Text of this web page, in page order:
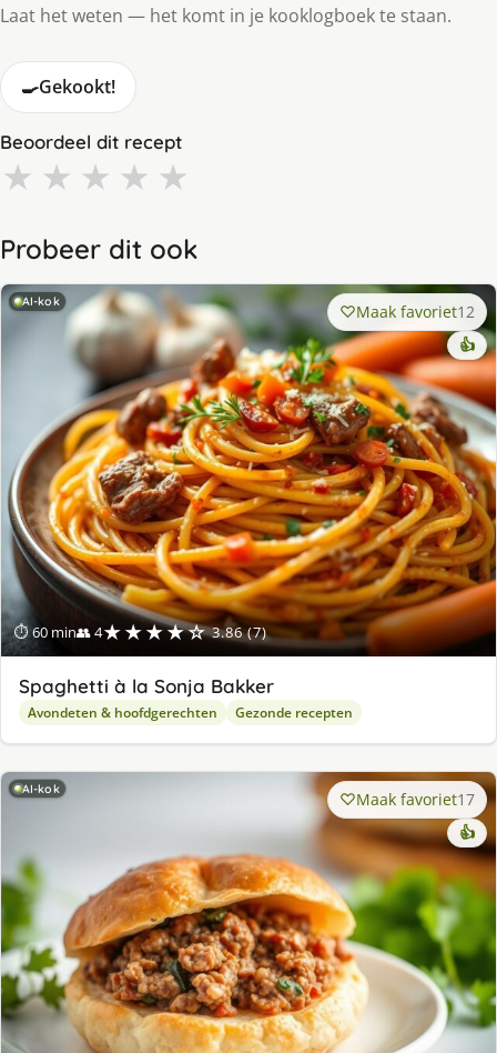
Laat het weten — het komt in je kooklogboek te staan.
🍳Gekookt!
Beoordeel dit recept
★ ★ ★ ★ ★
Probeer dit ook
AI-kok
⏱ 60 min👥 4★★★★☆ 3.86 (7)
Maak favoriet12
👍
Spaghetti à la Sonja Bakker
Avondeten & hoofdgerechten Gezonde recepten
AI-kok Maak favoriet17
👍